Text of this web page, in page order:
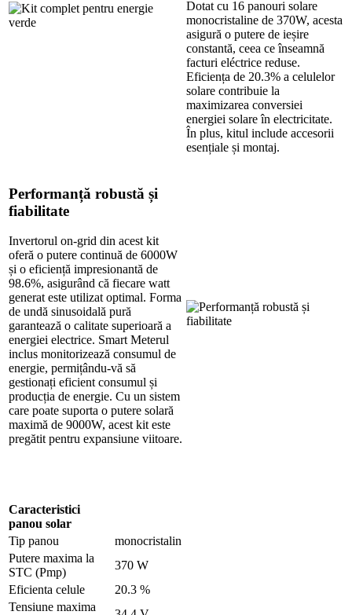
Dotat cu 16 panouri solare
monocristaline de 370W, acesta
asigură o putere de ieșire
constantă, ceea ce înseamnă
facturi eléctrice reduse.
Eficiența de 20.3% a celulelor
solare contribuie la
maximizarea conversiei
energiei solare în electricitate.
În plus, kitul include accesorii
esențiale și montaj.
Performanță robustă și
fiabilitate
Invertorul on-grid din acest kit
oferă o putere continuă de 6000W
și o eficiență impresionantă de
98.6%, asigurând că fiecare watt
generat este utilizat optimal. Forma
de undă sinusoidală pură
garantează o calitate superioară a
energiei electrice. Smart Meterul
inclus monitorizează consumul de
energie, permițându-vă să
gestionați eficient consumul și
producția de energie. Cu un sistem
care poate suporta o putere solară
maximă de 9000W, acest kit este
pregătit pentru expansiune viitoare.
Caracteristici
panou solar
Tip panou
monocristalin
Putere maxima la
STC (Pmp)
370 W
Eficienta celule
20.3 %
Tensiune maxima